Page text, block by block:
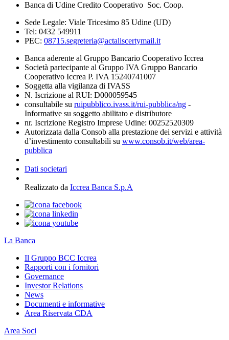
Banca di Udine Credito Cooperativo Soc. Coop.
Sede Legale: Viale Tricesimo 85 Udine (UD)
Tel: 0432 549911
PEC: 08715.segreteria@actaliscertymail.it
Banca aderente al Gruppo Bancario Cooperativo Iccrea
Società partecipante al Gruppo IVA Gruppo Bancario
Cooperativo Iccrea P. IVA 15240741007
Soggetta alla vigilanza di IVASS
N. Iscrizione al RUI: D000059545
consultabile su ruipubblico.ivass.it/rui-pubblica/ng -
Informative su soggetto abilitato e distributore
nr. Iscrizione Registro Imprese Udine: 00252520309
Autorizzata dalla Consob alla prestazione dei servizi e attività
d’investimento consultabili su www.consob.it/web/area-
pubblica
Dati societari
Realizzato da Iccrea Banca S.p.A
La Banca
Il Gruppo BCC Iccrea
Rapporti con i fornitori
Governance
Investor Relations
News
Documenti e informative
Area Riservata CDA
Area Soci